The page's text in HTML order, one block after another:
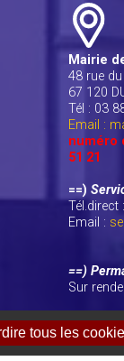
Mairie
48 rue du
67 120
Tél : 03
Email :
numéro
51 21
==)
Tél.direct
Email :
==)
Sur
tous les